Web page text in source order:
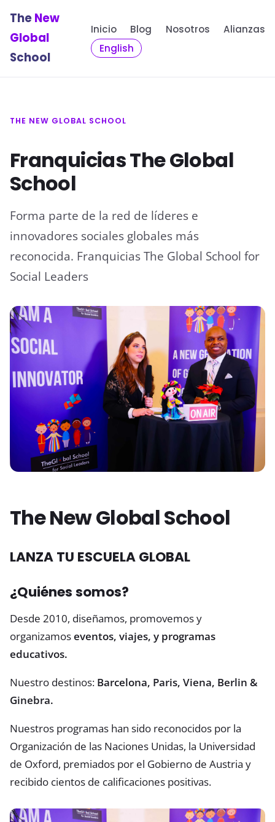
The New
Global
School
Inicio Blog Nosotros
Alianzas
English
THE NEW GLOBAL SCHOOL
Franquicias The Global
School
Forma parte de la red de líderes e
innovadores sociales globales más
reconocida. Franquicias The Global School for
Social Leaders
The New Global School
LANZA TU ESCUELA GLOBAL
¿Quiénes somos?
Desde 2010, diseñamos, promovemos y
organizamoseventos, viajes, y programas
educativos.
Nuestro destinos: Barcelona, Paris, Viena, Berlin &
Ginebra.
Nuestros programas han sido reconocidos por la
Organización de las Naciones Unidas, la Universidad
de Oxford, premiados por el Gobierno de Austria y
recibido cientos de calificaciones positivas.